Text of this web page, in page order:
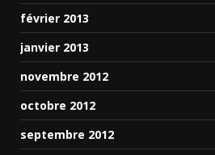
février 2013
janvier 2013
novembre 2012
octobre 2012
septembre 2012